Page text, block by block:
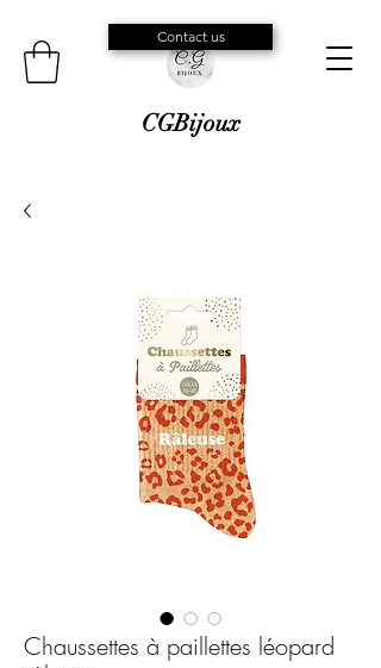
CGBijoux
Contact us
Chaussettes à paillettes léopard